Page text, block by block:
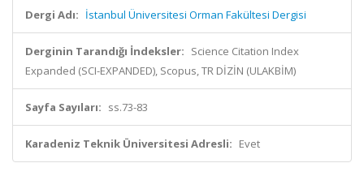
Dergi Adı: İstanbul Üniversitesi Orman Fakültesi Dergisi
Derginin Tarandığı İndeksler: Science Citation Index
Expanded (SCI-EXPANDED), Scopus, TR DİZİN (ULAKBİM)
Sayfa Sayıları: ss.73-83
Karadeniz Teknik Üniversitesi Adresli: Evet